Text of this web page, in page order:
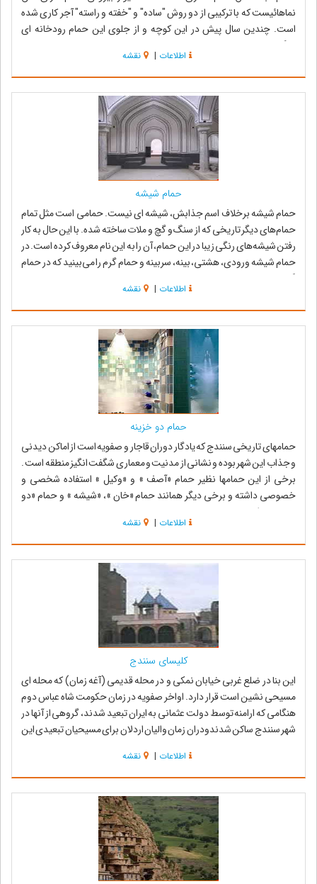
نماهائیست که با ترکیبی از دو روش "ساده" و "خفته و راسته" آجر کاری شده
است. چندین سال پیش در این کوچه و از جلوی این حمام رودخانه ای
میگذشته و حال ا...
اطلاعات | نقشه
حمام شیشه
حمام شیشه برخلاف اسم جذابش، شیشه ای نیست. حمامی است مثل تمام
حمام‌های دیگر تاریخی که از سنگ و گچ و ملات ساخته شده. با این حال به کار
رفتن شیشه‌های رنگی زیبا در این حمام، آن را به این نام معروف کرده است. در
حمام شیشه ورودی، هشتی، بینه، سربینه و حمام گرم را می‌بینید که در حمام
گرم ستون...
اطلاعات | نقشه
حمام دو خزینه
حمامهای تاریخی سنندج که یادگار دوران قاجار و صفویه است از اماکن دیدنی
و جذاب این شهر بوده و نشانی از مدنیت و معماری شگفت انگیز منطقه است .
برخی از این حمامها نظیر حمام «آصف » و «وکیل » استفاده شخصی و
خصوصی داشته و برخی دیگر همانند حمام «خان »، «شیشه » و حمام «دو
خزینه » برای عموم بوده ...
اطلاعات | نقشه
کلیسای سنندج
این بنا در ضلع غربی خیابان نمکی و در محله قدیمی (آغه زمان) که محله ای
مسیحی نشین است قرار دارد. اواخر صفویه در زمان حکومت شاه عباس دوم
هنگامی که ارامنه توسط دولت عثمانی به ایران تبعید شدند، گروهی از آنها در
شهر سنندج ساکن شدندودران زمان والیان اردلان برای مسیحیان تبعیدی این
اطلاعات | نقشه